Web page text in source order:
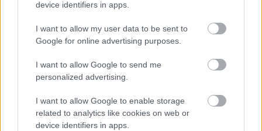
device identifiers in apps.
I want to allow my user data to be sent to
Google for online advertising purposes.
I want to allow Google to send me
personalized advertising.
I want to allow Google to enable storage
related to analytics like cookies on web or
device identifiers in apps.
bőrönddel beesik egy hotelbe
További bejegyzések